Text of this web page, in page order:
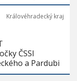
Královéhradecký kraj
ČSSI
a Pardubi